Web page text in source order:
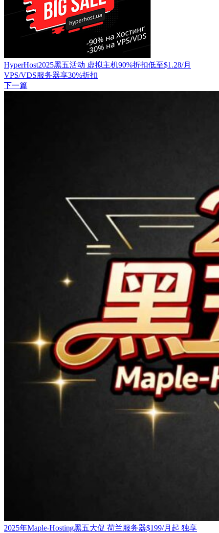
HyperHost2025黑五活动 虚拟主机90%折扣低至$1.28/月
VPS/VDS服务器享30%折扣
下一篇
2025年Maple-Hosting黑五大促 荷兰服务器$199/月起 独享